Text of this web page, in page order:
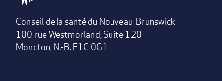
Conseil de la santé du Nouveau-Brunswick
100 rue Westmorland, Suite 120
Moncton, N.-B. E1C 0G1